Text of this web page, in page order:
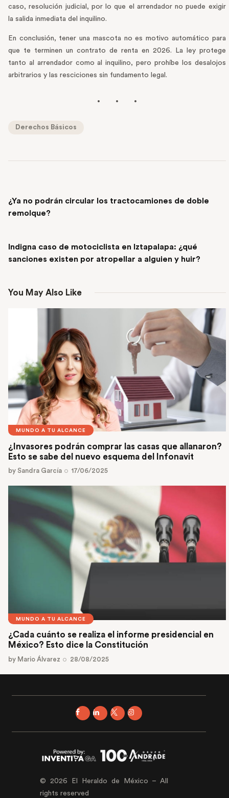
caso, resolución judicial, por lo que el arrendador no puede exigir
la salida inmediata del inquilino.
En conclusión, tener una mascota no es motivo automático para
que te terminen un contrato de renta en 2026. La ley protege
tanto al arrendador como al inquilino, pero prohíbe los desalojos
arbitrarios y las resciciones sin fundamento legal.
Derechos Básicos
¿Ya no podrán circular los tractocamiones de doble
remolque?
Indigna caso de motociclista en Iztapalapa: ¿qué
sanciones existen por atropellar a alguien y huir?
You May Also Like
MUNDO A TU ALCANCE
¿Invasores podrán comprar las casas que allanaron?
Esto se sabe del nuevo esquema del Infonavit
by Sandra García 17/06/2025
MUNDO A TU ALCANCE
¿Cada cuánto se realiza el informe presidencial en
México? Esto dice la Constitución
by Mario Álvarez 28/08/2025
© 2026 El Heraldo de México – All
rights reserved